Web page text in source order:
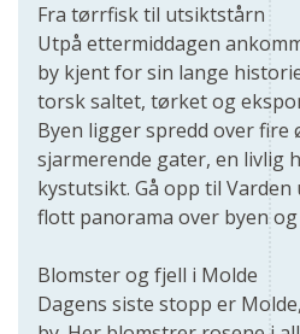
Fra tørrfisk til utsiktstårn
Utpå ettermiddagen
by kjent for sin lange
torsk saltet, tørket og
Byen ligger spredd over fire
sjarmerende gater, en livlig
kystutsikt. Gå opp til
flott panorama over byen og
Blomster og fjell i Molde
Dagens siste stopp er